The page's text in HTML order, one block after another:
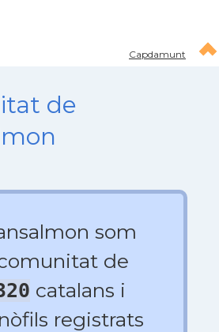
Capdamunt
de
som
de
catalans i
registrats